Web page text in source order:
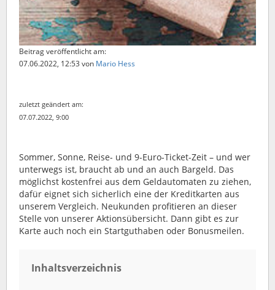
Beitrag veröffentlicht am:
07.06.2022, 12:53 von Mario Hess
zuletzt geändert am:
07.07.2022, 9:00
Sommer, Sonne, Reise- und 9-Euro-Ticket-Zeit – und wer
unterwegs ist, braucht ab und an auch Bargeld. Das
möglichst kostenfrei aus dem Geldautomaten zu ziehen,
dafür eignet sich sicherlich eine der Kreditkarten aus
unserem Vergleich. Neukunden profitieren an dieser
Stelle von unserer Aktionsübersicht. Dann gibt es zur
Karte auch noch ein Startguthaben oder Bonusmeilen.
Inhaltsverzeichnis